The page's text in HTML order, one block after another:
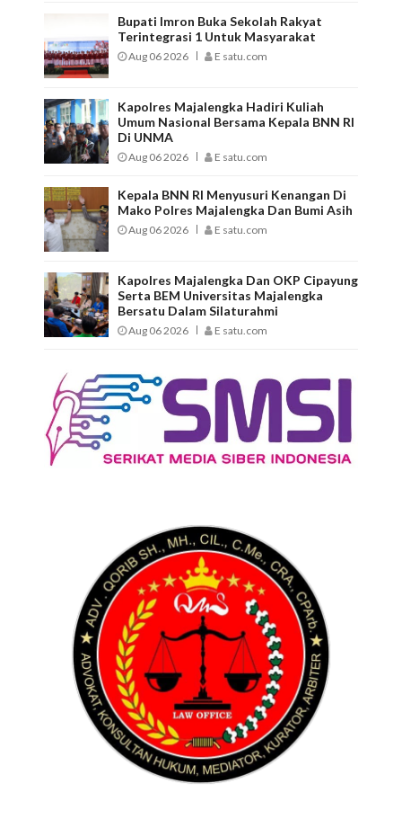
Bupati Imron Buka Sekolah Rakyat
Terintegrasi 1 Untuk Masyarakat
Aug 06 2026 E satu.com
Kapolres Majalengka Hadiri Kuliah
Umum Nasional Bersama Kepala BNN RI
Di UNMA
Aug 06 2026 E satu.com
Kepala BNN RI Menyusuri Kenangan Di
Mako Polres Majalengka Dan Bumi Asih
Aug 06 2026 E satu.com
Kapolres Majalengka Dan OKP Cipayung
Serta BEM Universitas Majalengka
Bersatu Dalam Silaturahmi
Aug 06 2026 E satu.com